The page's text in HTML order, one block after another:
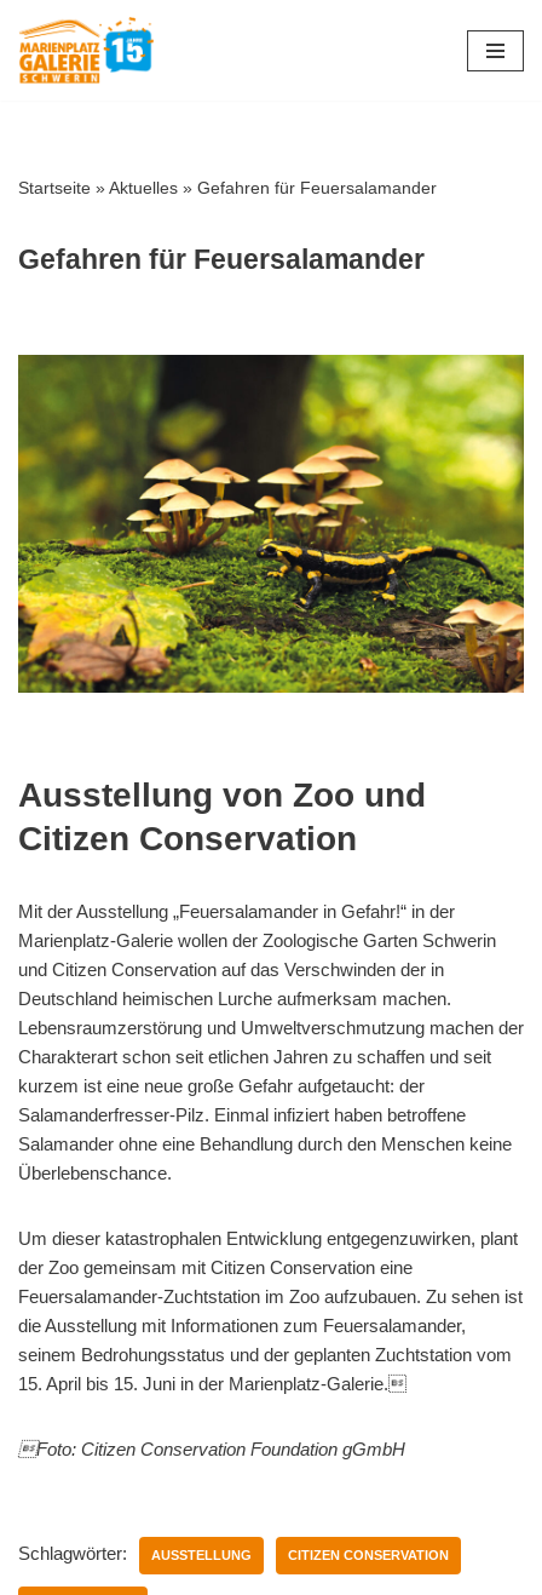
Zum
Startseite »Aktuelles » Gefahren für Feuersalamander
Gefahren für Feuersalamander
Ausstellung von Zoo und
Citizen Conservation
Mit der Ausstellung „Feuersalamander in Gefahr!“ in der
Marienplatz-Galerie wollen der Zoologische Garten Schwerin
und Citizen Conservation auf das Verschwinden der in
Deutschland heimischen Lurche aufmerksam machen.
Lebensraumzerstörung und Umweltverschmutzung machen der
Charakterart schon seit etlichen Jahren zu schaffen und seit
kurzem ist eine neue große Gefahr aufgetaucht: der
Salamanderfresser-Pilz. Einmal infiziert haben betroffene
Salamander ohne eine Behandlung durch den Menschen keine
Überlebenschance.
Um dieser katastrophalen Entwicklung entgegenzuwirken, plant
der Zoo gemeinsam mit Citizen Conservation eine
Feuersalamander-Zuchtstation im Zoo aufzubauen. Zu sehen ist
die Ausstellung mit Informationen zum Feuersalamander,
seinem Bedrohungsstatus und der geplanten Zuchtstation vom
15. April bis 15. Juni in der Marienplatz-Galerie.
Foto: Citizen Conservation Foundation gGmbH
Schlagwörter: AUSSTELLUNG CITIZEN CONSERVATION